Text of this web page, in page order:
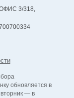
3/318,
обновляется в
вторник — в